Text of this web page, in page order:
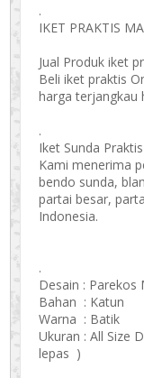
.
IKET PRAKTIS
Jual Produk iket
Beli iket praktis
harga terjangkau
.
Iket Sunda
Kami menerima
bendo sunda,
partai besar,
Indonesia.
.
Desain : Parekos
Bahan : Katun
Warna : Batik
Ukuran : All Size
lepas )